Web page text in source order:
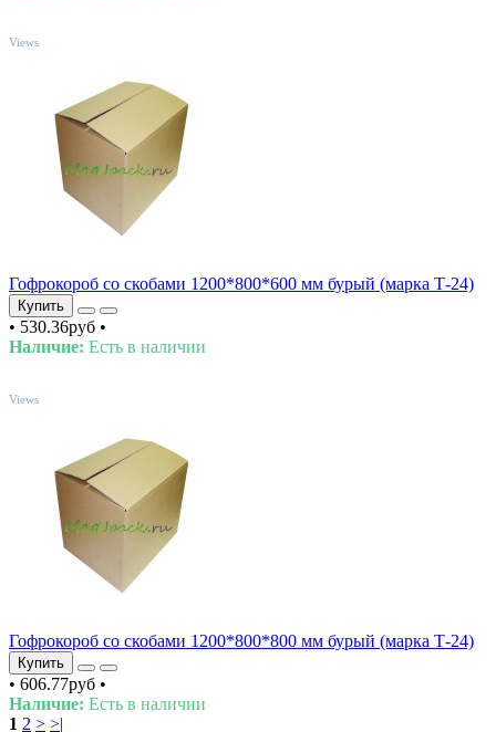
Views
Гофрокороб со скобами 1200*800*600 мм бурый (марка Т-24)
Купить
• 530.36руб •
Наличие: Есть в наличии
Views
Гофрокороб со скобами 1200*800*800 мм бурый (марка Т-24)
Купить
• 606.77руб •
Наличие: Есть в наличии
1 2 > >|